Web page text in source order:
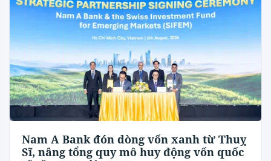
Nam A Bank đón dòng vốn xanh từ Thuỵ
Sĩ, nâng tổng quy mô huy động vốn quốc